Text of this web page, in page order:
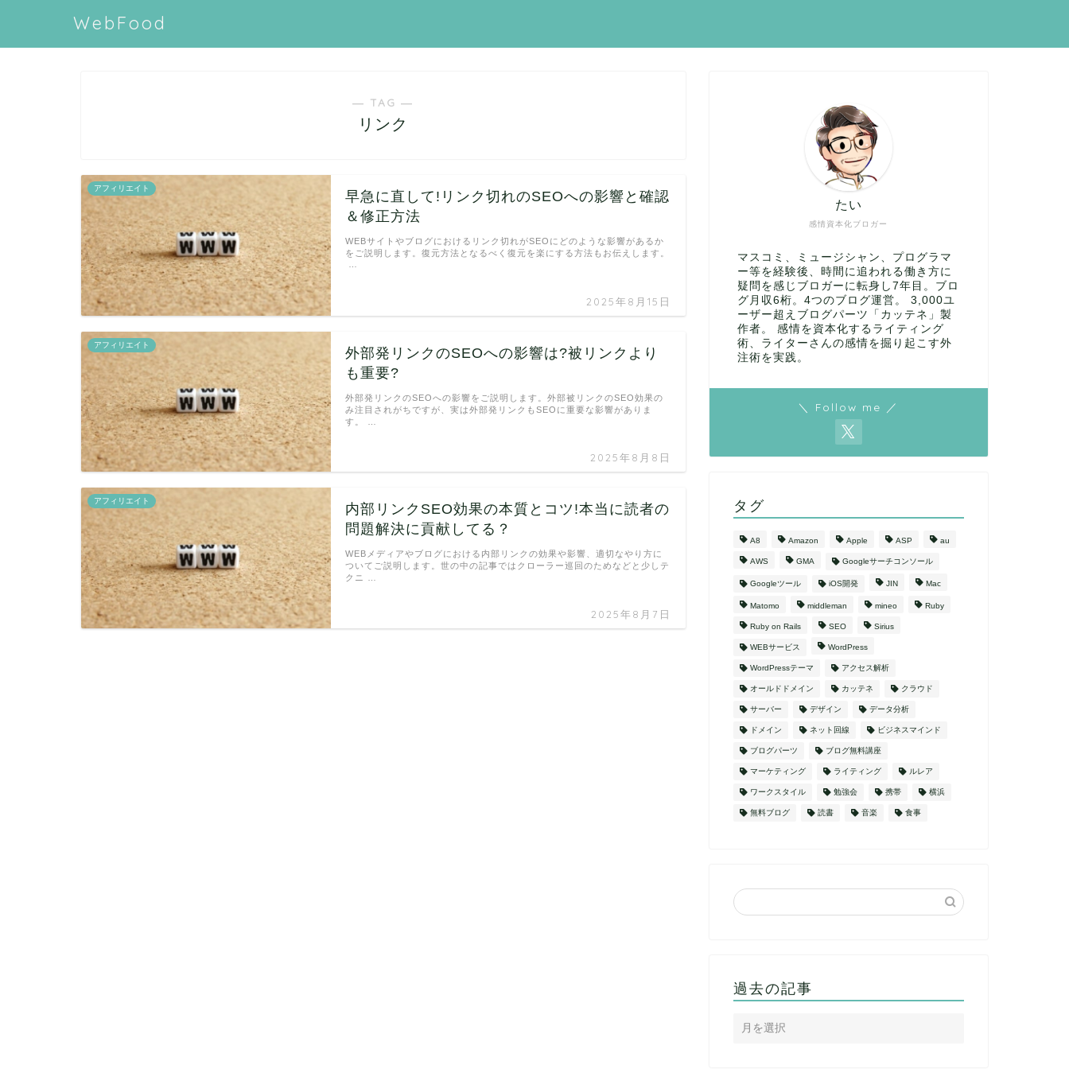
WebFood
― TAG ―
リンク
アフィリエイト
早急に直して!リンク切れのSEOへの影響と確認
＆修正方法
2025年8月15日
WEBサイトやブログにおけるリンク切れがSEOにどのような影響があるか
をご説明します。復元方法となるべく復元を楽にする方法もお伝えします。
アフィリエイト
外部発リンクのSEOへの影響は?被リンクより
も重要?
2025年8月8日
外部発リンクのSEOへの影響をご説明します。外部被リンクのSEO効果の
み注目されがちですが、実は外部発リンクもSEOに重要な影響がありま
す。 …
アフィリエイト
内部リンクSEO効果の本質とコツ!本当に読者の
問題解決に貢献してる？
2025年8月7日
WEBメディアやブログにおける内部リンクの効果や影響、適切なやり方に
ついてご説明します。世の中の記事ではクローラー巡回のためなどと少しテ
クニ …
感情資本化ブロガー
たい
マスコミ、ミュージシャン、プログラマ
ー等を経験後、時間に追われる働き方に
疑問を感じブロガーに転身し7年目。ブロ
グ月収6桁。4つのブログ運営。 3,000ユ
ーザー超えブログパーツ「カッテネ」製
作者。 感情を資本化するライティング
術、ライターさんの感情を掘り起こす外
注術を実践。
＼ Follow me ／
タグ
A8 Amazon Apple ASP au
AWS GMA Googleサーチコンソール
Googleツール iOS開発 JIN Mac
Matomo middleman mineo Ruby
Ruby on Rails SEO Sirius
WEBサービス WordPress
WordPressテーマ アクセス解析
オールドドメイン カッテネ クラウド
サーバー デザイン データ分析
ドメイン ネット回線 ビジネスマインド
ブログパーツ ブログ無料講座
マーケティング ライティング ルレア
ワークスタイル 勉強会 携帯 横浜
無料ブログ 読書 音楽 食事
過去の記事